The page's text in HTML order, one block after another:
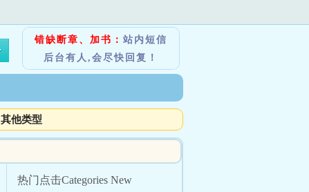
错缺断章、加书： 站内短信
后台有人,会尽快回复！
其他类型
热门点击Categories New